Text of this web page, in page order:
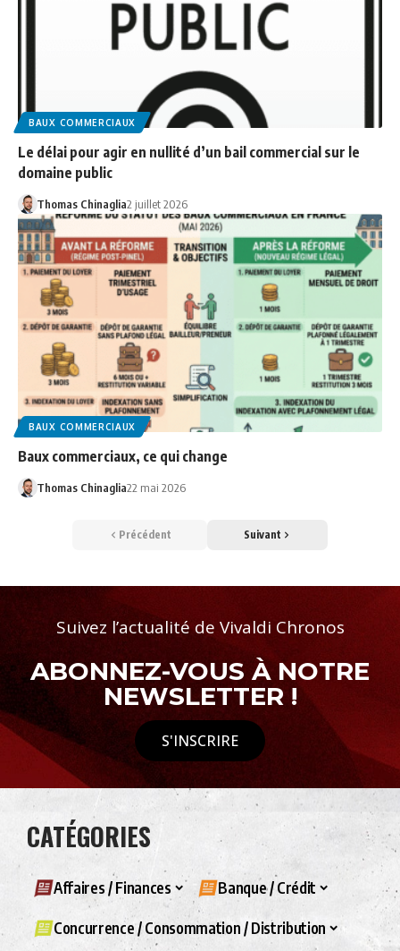
BAUX COMMERCIAUX
Le délai pour agir en nullité d’un bail commercial sur le
domaine public
Thomas Chinaglia2 juillet 2026
BAUX COMMERCIAUX
Baux commerciaux, ce qui change
Thomas Chinaglia22 mai 2026
Précédent Suivant
Suivez l’actualité de Vivaldi Chronos
ABONNEZ-VOUS À NOTRE
NEWSLETTER !
S'INSCRIRE
CATÉGORIES
Affaires / Finances Banque / Crédit
Concurrence / Consommation / Distribution